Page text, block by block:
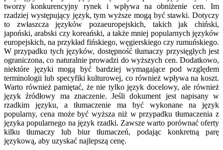
tworzy konkurencyjny rynek i wpływa na obniżenie cen. Im
rzadziej występujący język, tym wyższe mogą być stawki. Dotyczy
to zwłaszcza języków pozaeuropejskich, takich jak chiński,
japoński, arabski czy koreański, a także mniej popularnych języków
europejskich, na przykład fińskiego, węgierskiego czy rumuńskiego.
W przypadku tych języków, dostępność tłumaczy przysięgłych jest
ograniczona, co naturalnie prowadzi do wyższych cen. Dodatkowo,
niektóre języki mogą być bardziej wymagające pod względem
terminologii lub specyfiki kulturowej, co również wpływa na koszt.
Warto również pamiętać, że nie tylko język docelowy, ale również
język źródłowy ma znaczenie. Jeśli dokument jest napisany w
rzadkim języku, a tłumaczenie ma być wykonane na język
popularny, cena może być wyższa niż w przypadku tłumaczenia z
języka popularnego na język rzadki. Zawsze warto porównać oferty
kilku tłumaczy lub biur tłumaczeń, podając konkretną parę
językową, aby uzyskać najlepszą cenę.